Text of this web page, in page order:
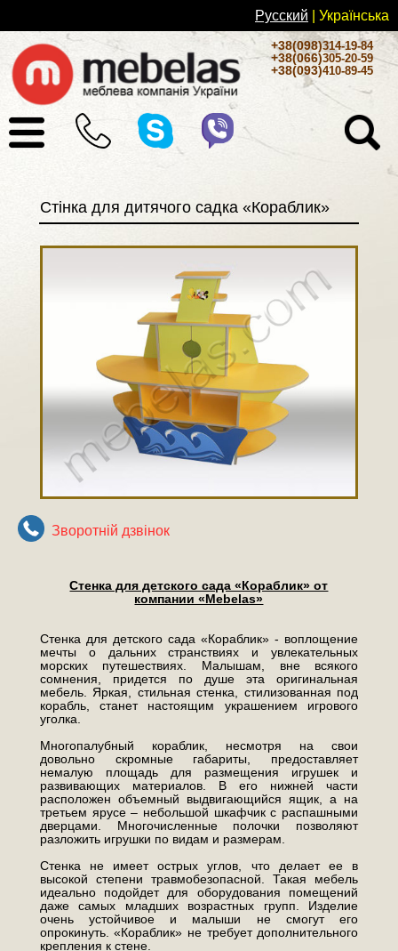
Русский | Українськa
+38(098)314-19-84
+38(066)305-20-59
+38(093)410-89-45
Стінка для дитячого садка «Кораблик»
Зворотнiй дзвiнок
Стенка для детского сада «Кораблик» от
компании «Mebelas»
Стенка для детского сада «Кораблик» - воплощение
мечты о дальних странствиях и увлекательных
морских путешествиях. Малышам, вне всякого
сомнения, придется по душе эта оригинальная
мебель. Яркая, стильная стенка, стилизованная под
корабль, станет настоящим украшением игрового
уголка.
Многопалубный кораблик, несмотря на свои
довольно скромные габариты, предоставляет
немалую площадь для размещения игрушек и
развивающих материалов. В его нижней части
расположен объемный выдвигающийся ящик, а на
третьем ярусе – небольшой шкафчик с распашными
дверцами. Многочисленные полочки позволяют
разложить игрушки по видам и размерам.
Стенка не имеет острых углов, что делает ее в
высокой степени травмобезопасной. Такая мебель
идеально подойдет для оборудования помещений
даже самых младших возрастных групп. Изделие
очень устойчивое и малыши не смогут его
опрокинуть. «Кораблик» не требует дополнительного
крепления к стене.